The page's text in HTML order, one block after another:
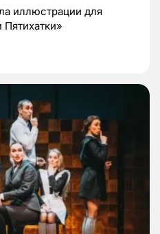
иллюстрации для